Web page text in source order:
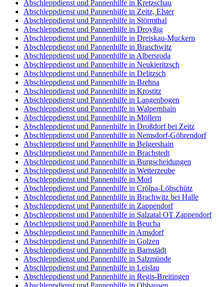
Abschleppdienst und Pannenhilfe in Kretzschau
Abschleppdienst und Pannenhilfe in Zeitz, Elster
Abschleppdienst und Pannenhilfe in Störmthal
Abschleppdienst und Pannenhilfe in Droyßig
Abschleppdienst und Pannenhilfe in Dreiskau-Muckern
Abschleppdienst und Pannenhilfe in Braschwitz
Abschleppdienst und Pannenhilfe in Albersroda
Abschleppdienst und Pannenhilfe in Neukieritzsch
Abschleppdienst und Pannenhilfe in Delitzsch
Abschleppdienst und Pannenhilfe in Brehna
Abschleppdienst und Pannenhilfe in Krostitz
Abschleppdienst und Pannenhilfe in Langenbogen
Abschleppdienst und Pannenhilfe in Walpernhain
Abschleppdienst und Pannenhilfe in Möllern
Abschleppdienst und Pannenhilfe in Droßdorf bei Zeitz
Abschleppdienst und Pannenhilfe in Nemsdorf-Göhrendorf
Abschleppdienst und Pannenhilfe in Belgershain
Abschleppdienst und Pannenhilfe in Brachstedt
Abschleppdienst und Pannenhilfe in Burgscheidungen
Abschleppdienst und Pannenhilfe in Wetterzeube
Abschleppdienst und Pannenhilfe in Morl
Abschleppdienst und Pannenhilfe in Crölpa-Löbschütz
Abschleppdienst und Pannenhilfe in Brachwitz bei Halle
Abschleppdienst und Pannenhilfe in Zappendorf
Abschleppdienst und Pannenhilfe in Salzatal OT Zappendorf
Abschleppdienst und Pannenhilfe in Beucha
Abschleppdienst und Pannenhilfe in Amsdorf
Abschleppdienst und Pannenhilfe in Golzen
Abschleppdienst und Pannenhilfe in Barnstädt
Abschleppdienst und Pannenhilfe in Salzmünde
Abschleppdienst und Pannenhilfe in Leislau
Abschleppdienst und Pannenhilfe in Regis-Breitingen
Abschleppdienst und Pannenhilfe in Obhausen